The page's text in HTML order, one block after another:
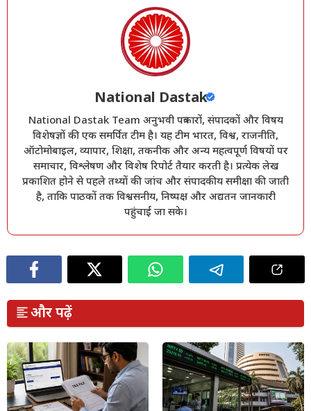
National Dastak
National Dastak Team अनुभवी पत्रकारों, संपादकों और विषय
विशेषज्ञों की एक समर्पित टीम है। यह टीम भारत, विश्व, राजनीति,
ऑटोमोबाइल, व्यापार, शिक्षा, तकनीक और अन्य महत्वपूर्ण विषयों पर
समाचार, विश्लेषण और विशेष रिपोर्ट तैयार करती है। प्रत्येक लेख
प्रकाशित होने से पहले तथ्यों की जांच और संपादकीय समीक्षा की जाती
है, ताकि पाठकों तक विश्वसनीय, निष्पक्ष और अद्यतन जानकारी
पहुंचाई जा सके।
और पढ़ें